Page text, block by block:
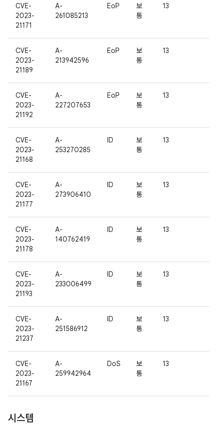
CVE-
2023-
21171
A-
261085213
EoP
보
통
13
CVE-
2023-
21189
A-
213942596
EoP
보
통
13
CVE-
2023-
21192
A-
227207653
EoP
보
통
13
CVE-
2023-
21168
A-
253270285
ID
보
통
13
CVE-
2023-
21177
A-
273906410
ID
보
통
13
CVE-
2023-
21178
A-
140762419
ID
보
통
13
CVE-
2023-
21193
A-
233006499
ID
보
통
13
CVE-
2023-
21237
A-
251586912
ID
보
통
13
CVE-
2023-
21167
A-
259942964
DoS
보
통
13
시스템